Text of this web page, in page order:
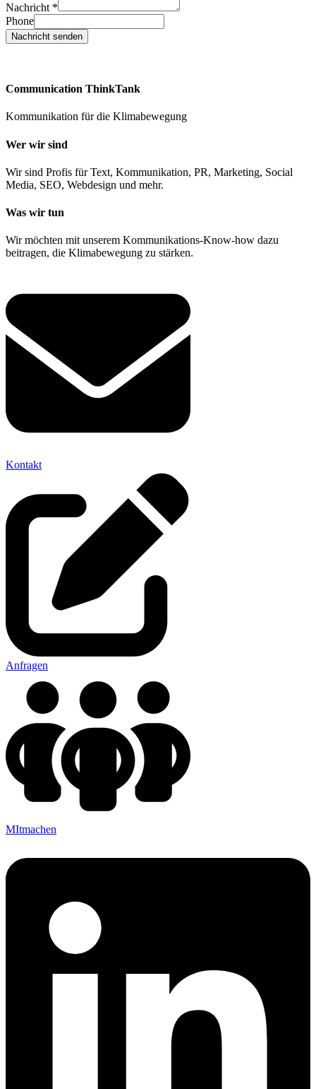
Nachricht *
Phone
Nachricht senden
Communication ThinkTank
Kommunikation für die Klimabewegung
Wer wir sind
Wir sind Profis für Text, Kommunikation, PR, Marketing, Social
Media, SEO, Webdesign und mehr.
Was wir tun
Wir möchten mit unserem Kommunikations-Know-how dazu
beitragen, die Klimabewegung zu stärken.
Kontakt
Anfragen
MItmachen